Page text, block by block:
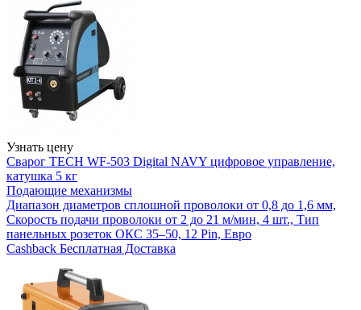
Узнать цену
Сварог TECH WF-503 Digital NAVY цифровое управление,
катушка 5 кг
Подающие механизмы
Диапазон диаметров сплошной проволоки от 0,8 до 1,6 мм,
Скорость подачи проволоки от 2 до 21 м/мин, 4 шт., Тип
панельных розеток ОКС 35–50, 12 Pin, Евро
Cashback Бесплатная Доставка